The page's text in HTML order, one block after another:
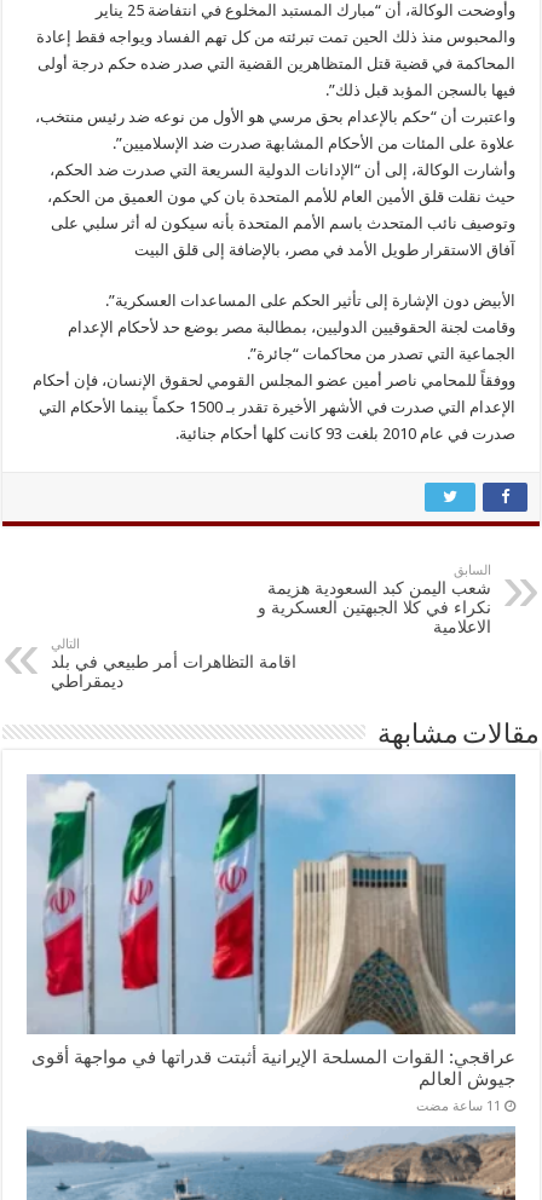
وأوضحت الوكالة، أن “مبارك المستبد المخلوع في انتفاضة 25 يناير
والمحبوس منذ ذلك الحين تمت تبرئته من كل تهم الفساد ويواجه فقط إعادة
المحاكمة في قضية قتل المتظاهرين القضية التي صدر ضده حكم درجة أولى
فيها بالسجن المؤبد قبل ذلك”.
واعتبرت أن “حكم بالإعدام بحق مرسي هو الأول من نوعه ضد رئيس منتخب،
علاوة على المئات من الأحكام المشابهة صدرت ضد الإسلاميين”.
وأشارت الوكالة، إلى أن “الإدانات الدولية السريعة التي صدرت ضد الحكم،
حيث نقلت قلق الأمين العام للأمم المتحدة بان كي مون العميق من الحكم،
وتوصيف نائب المتحدث باسم الأمم المتحدة بأنه سيكون له أثر سلبي على
آفاق الاستقرار طويل الأمد في مصر، بالإضافة إلى قلق البيت
الأبيض دون الإشارة إلى تأثير الحكم على المساعدات العسكرية”.
وقامت لجنة الحقوقيين الدوليين، بمطالبة مصر بوضع حد لأحكام الإعدام
الجماعية التي تصدر من محاكمات “جائرة”.
ووفقاً للمحامي ناصر أمين عضو المجلس القومي لحقوق الإنسان، فإن أحكام
الإعدام التي صدرت في الأشهر الأخيرة تقدر بـ 1500 حكماً بينما الأحكام التي
صدرت في عام 2010 بلغت 93 كانت كلها أحكام جنائية.
السابق
شعب اليمن كبد السعودية هزيمة
نكراء في كلا الجبهتين العسكرية و
الاعلامية
التالي
اقامة التظاهرات أمر طبيعي في بلد
ديمقراطي
مقالات مشابهة
عراقجي: القوات المسلحة الإيرانية أثبتت قدراتها في مواجهة أقوى
جيوش العالم